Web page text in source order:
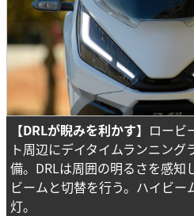
【DRLが睨みを利かす】 ロービ
ト周辺にデイタイムランニング
備。DRLは周囲の明るさを感知
ビームと切替を行う。ハイビー
灯。